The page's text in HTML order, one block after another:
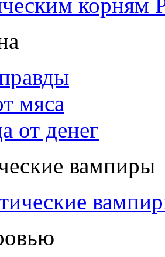
мяса
от денег
вампиры